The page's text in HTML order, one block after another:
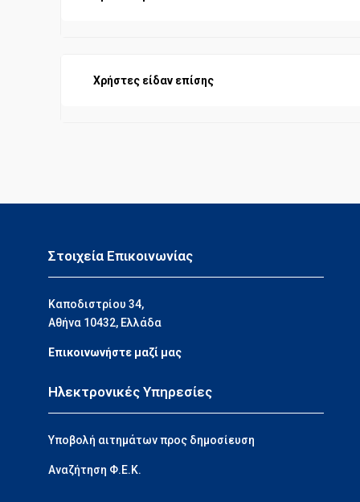
Χρήστες είδαν επίσης
Στοιχεία Επικοινωνίας
Καποδιστρίου 34,
Αθήνα 10432, Ελλάδα
Επικοινωνήστε μαζί μας
Ηλεκτρονικές Υπηρεσίες
Υποβολή αιτημάτων προς δημοσίευση
Αναζήτηση Φ.Ε.Κ.